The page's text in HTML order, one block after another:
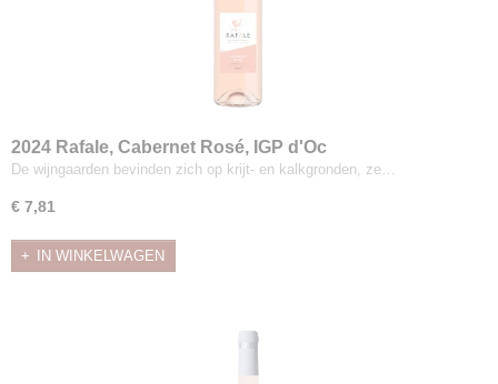
2024 Rafale, Cabernet Rosé, IGP d'Oc
De wijngaarden bevinden zich op krijt- en kalkgronden, ze…
€ 7,81
IN WINKELWAGEN